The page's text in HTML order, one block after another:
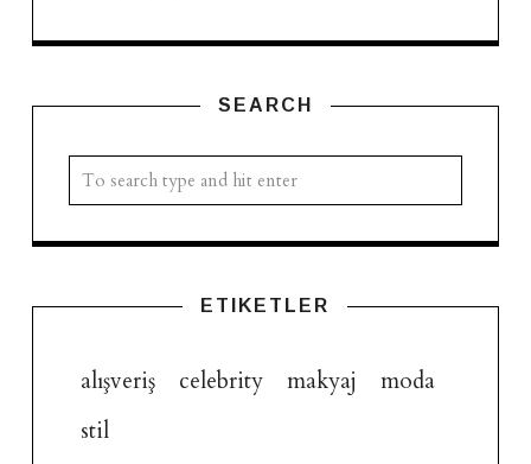
SEARCH
ETIKETLER
alışveriş celebrity makyaj
moda
stil